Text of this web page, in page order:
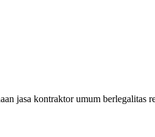
jasa kontraktor umum